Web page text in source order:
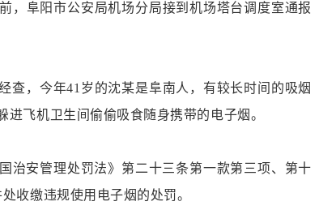
， 阜阳市公安局机场分局接到机场塔台调度室通报
查，今年41岁的沈某是阜南人，有较长时间的吸烟
飞机卫生间偷偷吸食随身携带的电子烟。
治安管理处罚法》第二十三条第一款第三项、第十
处收缴违规使用电子烟的处罚。